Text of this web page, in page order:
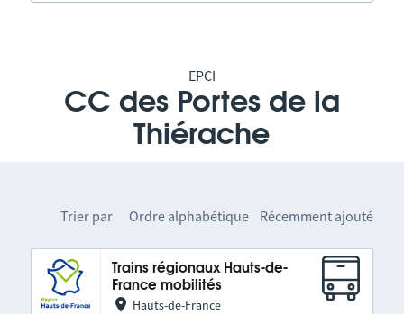
EPCI
CC des Portes de la
Thiérache
Trier par Ordre alphabétique Récemment ajouté
Trains régionaux Hauts-de-
France mobilités
Hauts-de-France